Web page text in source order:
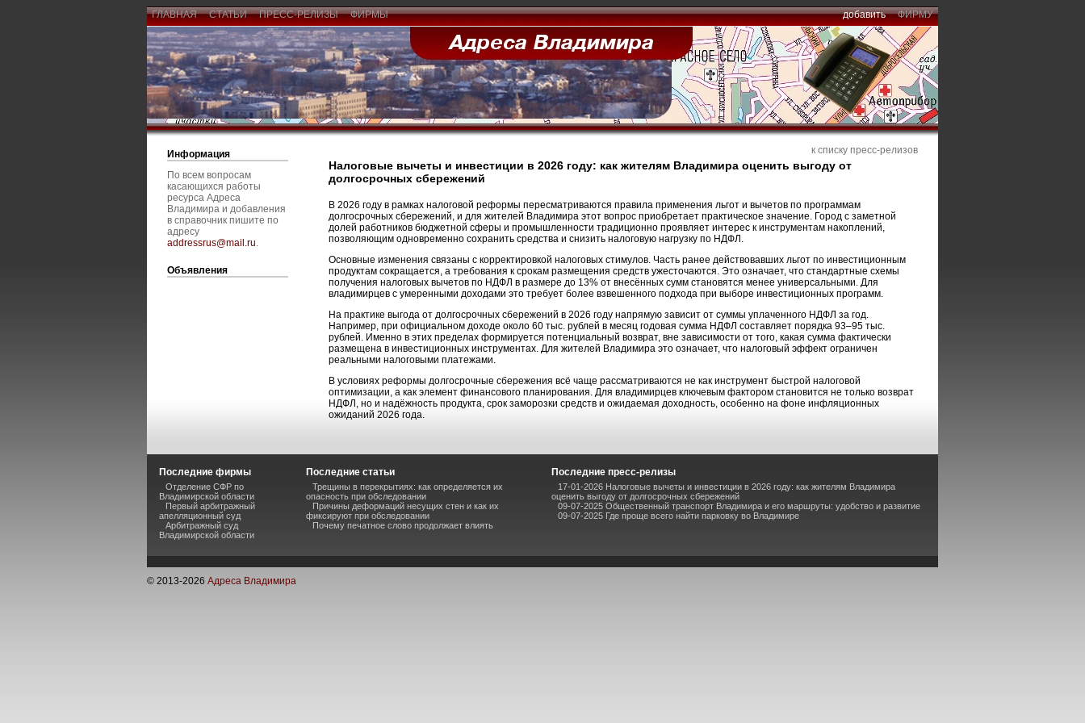
ГЛАВНАЯ СТАТЬИ ПРЕСС-РЕЛИЗЫ ФИРМЫ добавить ФИРМУ
Информация
По всем вопросам
касающихся работы
ресурса Адреса
Владимира и добавления
в справочник пишите по
адресу
addressrus@mail.ru.
Объявления
к списку пресс-релизов
Налоговые вычеты и инвестиции в 2026 году: как жителям Владимира оценить выгоду от
долгосрочных сбережений
В 2026 году в рамках налоговой реформы пересматриваются правила применения льгот и вычетов по программам
долгосрочных сбережений, и для жителей Владимира этот вопрос приобретает практическое значение. Город с заметной
долей работников бюджетной сферы и промышленности традиционно проявляет интерес к инструментам накоплений,
позволяющим одновременно сохранить средства и снизить налоговую нагрузку по НДФЛ.
Основные изменения связаны с корректировкой налоговых стимулов. Часть ранее действовавших льгот по инвестиционным
продуктам сокращается, а требования к срокам размещения средств ужесточаются. Это означает, что стандартные схемы
получения налоговых вычетов по НДФЛ в размере до 13% от внесённых сумм становятся менее универсальными. Для
владимирцев с умеренными доходами это требует более взвешенного подхода при выборе инвестиционных программ.
На практике выгода от долгосрочных сбережений в 2026 году напрямую зависит от суммы уплаченного НДФЛ за год.
Например, при официальном доходе около 60 тыс. рублей в месяц годовая сумма НДФЛ составляет порядка 93–95 тыс.
рублей. Именно в этих пределах формируется потенциальный возврат, вне зависимости от того, какая сумма фактически
размещена в инвестиционных инструментах. Для жителей Владимира это означает, что налоговый эффект ограничен
реальными налоговыми платежами.
В условиях реформы долгосрочные сбережения всё чаще рассматриваются не как инструмент быстрой налоговой
оптимизации, а как элемент финансового планирования. Для владимирцев ключевым фактором становится не только возврат
НДФЛ, но и надёжность продукта, срок заморозки средств и ожидаемая доходность, особенно на фоне инфляционных
ожиданий 2026 года.
Последние фирмы
Отделение СФР по
Владимирской области
Первый арбитражный
апелляционный суд
Арбитражный суд
Владимирской области
Последние статьи
Трещины в перекрытиях: как определяется их
опасность при обследовании
Причины деформаций несущих стен и как их
фиксируют при обследовании
Почему печатное слово продолжает влиять
Последние пресс-релизы
17-01-2026 Налоговые вычеты и инвестиции в 2026 году: как жителям Владимира
оценить выгоду от долгосрочных сбережений
09-07-2025 Общественный транспорт Владимира и его маршруты: удобство и развитие
09-07-2025 Где проще всего найти парковку во Владимире
© 2013-2026 Адреса Владимира